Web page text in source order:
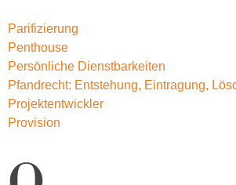
Parifizierung
Penthouse
Persönliche Dienstbarkeiten
Pfandrecht: Entstehung, Eintragung,
Projektentwickler
Provision